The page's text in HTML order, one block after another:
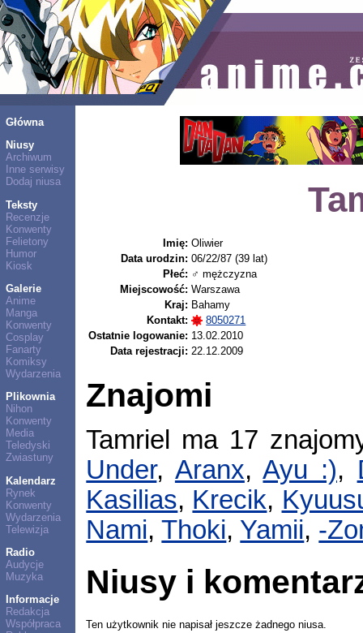
Główna
Niusy
Archiwum
Inne serwisy
Dodaj niusa
Teksty
Recenzje
Konwenty
Felietony
Humor
Kiosk
Galerie
Anime
Manga
Konwenty
Cosplay
Fanarty
Komiksy
Wydarzenia
Plikownia
Nihon
Konwenty
Media
Teledyski
Zwiastuny
Kalendarz
Rynek
Konwenty
Wydarzenia
Telewizja
Radio
Audycje
Muzyka
Informacje
Redakcja
Współpraca
Imię: Oliwier
Data urodzin: 06/22/87 (39 lat)
Płeć: ♂ mężczyzna
Miejscowość: Warszawa
Kraj: Bahamy
Kontakt:
8050271
Ostatnie logowanie: 13.02.2010
Data rejestracji: 22.12.2009
Znajomi
Tamriel ma 17
Under, Aranx,Ayu :),
Kasilias, Krecik,
Nami,Thoki, Yamii, -
Niusy i
Ten użytkownik nie napisał jeszcze żadnego niusa.